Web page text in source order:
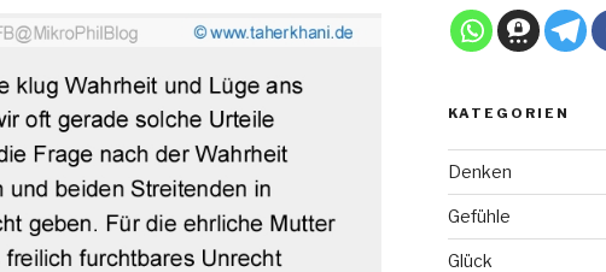
KATEGORIEN
Denken
Gefühle
Glück